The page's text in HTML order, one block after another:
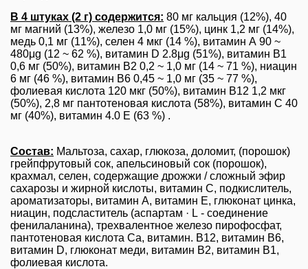
В 4 штуках (2 г) содержится: 80 мг кальция (12%), 40
мг магний (13%), железо 1,0 мг (15%), цинк 1,2 мг (14%),
медь 0,1 мг (11%), селен 4 мкг (14 %), витамин А 90 ~
480μg (12 ~ 62 %), витамин D 2.8μg (51%), витамин В1
0,6 мг (50%), витамин В2 0,2 ~ 1,0 мг (14 ~ 71 %), ниацин
6 мг (46 %), витамин B6 0,45 ~ 1,0 мг (35 ~ 77 %),
фолиевая кислота 120 мкг (50%), витамин В12 1,2 мкг
(50%), 2,8 мг пантотеновая кислота (58%), витамин С 40
мг (40%), витамин 4.0 E (63 %) .
Состав: Мальтоза, сахар, глюкоза, доломит, (порошок)
грейпфрутовый сок, апельсиновый сок (порошок),
крахмал, селен, содержащие дрожжи / сложный эфир
сахарозы и жирной кислоты, витамин C, подкислитель,
ароматизаторы, витамин A, витамин E, глюконат цинка,
ниацин, подсластитель (аспартам · L - соединение
фенилаланина), трехвалентное железо пирофосфат,
пантотеновая кислота Са, витамин. B12, витамин B6,
витамин D, глюконат меди, витамин B2, витамин B1,
фолиевая кислота.